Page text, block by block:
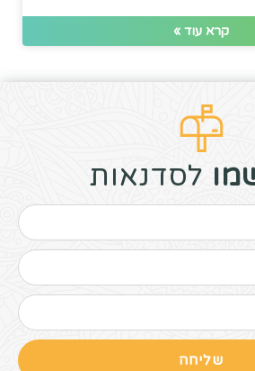
קרא עוד »
לסדנאות
שליחה